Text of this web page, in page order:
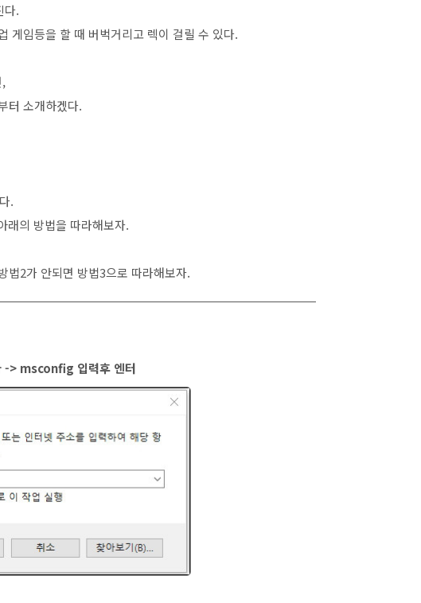
다.
게임등을 할 때 버벅거리고 렉이 걸릴 수 있다.
,
터 소개하겠다.
.
래의 방법을 따라해보자.
법2가 안되면 방법3으로 따라해보자.
-> msconfig 입력후 엔터